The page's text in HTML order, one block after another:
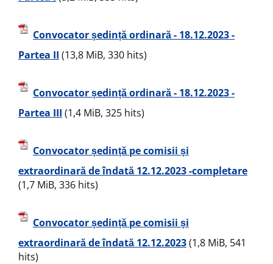
Convocator ședință ordinară - 18.12.2023 -
Partea II (13,8 MiB, 330 hits)
Convocator ședință ordinară - 18.12.2023 -
Partea III (1,4 MiB, 325 hits)
Convocator ședință pe comisii și
extraordinară de îndată 12.12.2023 -completare
(1,7 MiB, 336 hits)
Convocator ședință pe comisii și
extraordinară de îndată 12.12.2023(1,8 MiB, 541
hits)